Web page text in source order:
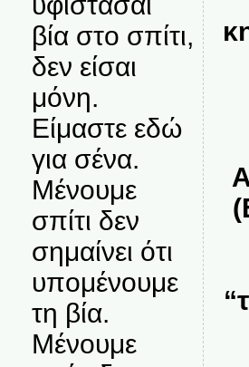
βία στο σπίτι,
δεν είσαι
μόνη.
Είμαστε εδώ
για σένα.
Μένουμε
σπίτι δεν
σημαίνει ότι
υπομένουμε
τη βία.
Μένουμε